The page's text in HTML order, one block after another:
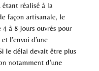
étant réalisé à la
façon artisanale, le
4 à 8 jours ouvrés pour
l’envoi d’une
le délai devait être plus
notamment d’une